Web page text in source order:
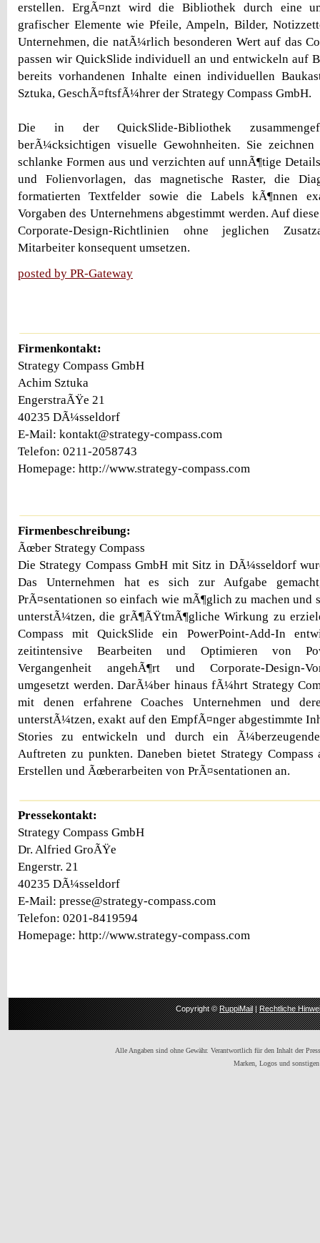
erstellen. ErgÃ¤nzt wird die Bibliothek durch eine
grafischer Elemente wie Pfeile, Ampeln, Bilder,
Unternehmen, die natÃ¼rlich besonderen Wert auf das
passen wir QuickSlide individuell an und entwickeln auf
bereits vorhandenen Inhalte einen individuellen
Sztuka, GeschÃ¤ftsfÃ¼hrer der Strategy Compass GmbH.
Die in der QuickSlide-Bibliothek
berÃ¼cksichtigen visuelle Gewohnheiten. Sie
schlanke Formen aus und verzichten auf unnÃ¶tige
und Folienvorlagen, das magnetische Raster, die
formatierten Textfelder sowie die Labels kÃ¶nnen
Vorgaben des Unternehmens abgestimmt werden. Auf
Corporate-Design-Richtlinien ohne jeglichen
Mitarbeiter konsequent umsetzen.
posted by PR-Gateway
Firmenkontakt:
Strategy Compass GmbH
Achim Sztuka
EngerstraÃŸe 21
40235 DÃ¼sseldorf
E-Mail: kontakt@strategy-compass.com
Telefon: 0211-2058743
Homepage: http://www.strategy-compass.com
Firmenbeschreibung:
Ãœber Strategy Compass
Die Strategy Compass GmbH mit Sitz in DÃ¼sseldorf
Das Unternehmen hat es sich zur Aufgabe
PrÃ¤sentationen so einfach wie mÃ¶glich zu machen und
unterstÃ¼tzen, die grÃ¶ÃŸtmÃ¶gliche Wirkung zu
Compass mit QuickSlide ein PowerPoint-Add-In
zeitintensive Bearbeiten und Optimieren von
Vergangenheit angehÃ¶rt und Corporate-Design-
umgesetzt werden. DarÃ¼ber hinaus fÃ¼hrt Strategy
mit denen erfahrene Coaches Unternehmen und
unterstÃ¼tzen, exakt auf den EmpfÃ¤nger abgestimmte
Stories zu entwickeln und durch ein
Auftreten zu punkten. Daneben bietet Strategy
Erstellen und Ãœberarbeiten von PrÃ¤sentationen an.
Pressekontakt:
Strategy Compass GmbH
Dr. Alfried GroÃŸe
Engerstr. 21
40235 DÃ¼sseldorf
E-Mail: presse@strategy-compass.com
Telefon: 0201-8419594
Homepage: http://www.strategy-compass.com
Copyright ©RuppiMail|Rechtliche
Alle Angaben sind ohne Gewähr. Verantwortlich für den Inhalt der
Marken, Logos und